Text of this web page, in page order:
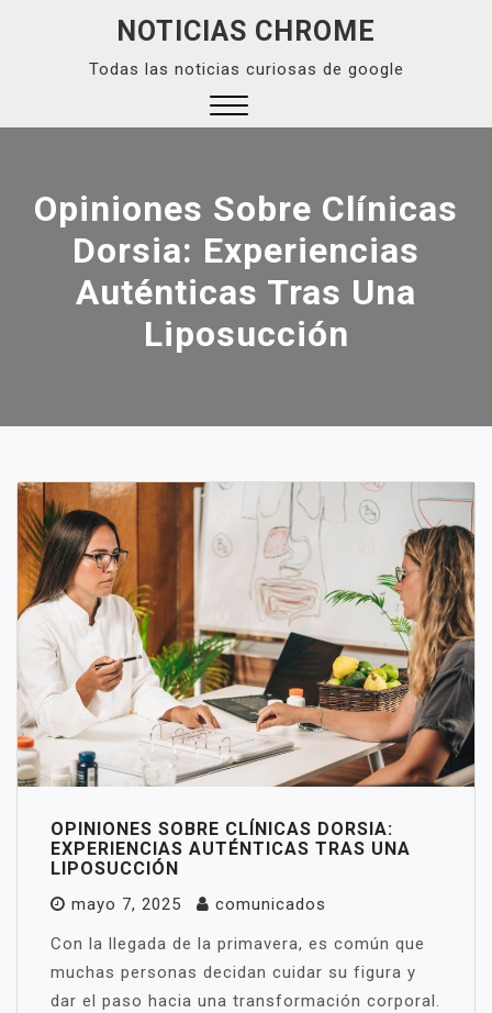
NOTICIAS CHROME
Todas las noticias curiosas de google
Opiniones Sobre Clínicas
Dorsia: Experiencias
Auténticas Tras Una
Liposucción
OPINIONES SOBRE CLÍNICAS DORSIA:
EXPERIENCIAS AUTÉNTICAS TRAS UNA
LIPOSUCCIÓN
mayo 7, 2025
comunicados
Con la llegada de la primavera, es común que
muchas personas decidan cuidar su figura y
dar el paso hacia una transformación corporal.